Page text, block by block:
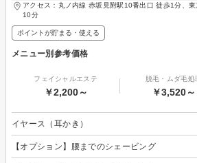
アクセス：丸ノ内線 赤坂見附駅10番出口 徒歩1分、
10分
ポイントが貯まる・使える
メニュー別参考価格
フェイシャルエステ
￥2,200～
脱毛・ムダ毛処
￥3,520～
イヤース（耳かき）
【オプション】腰までのシェービング